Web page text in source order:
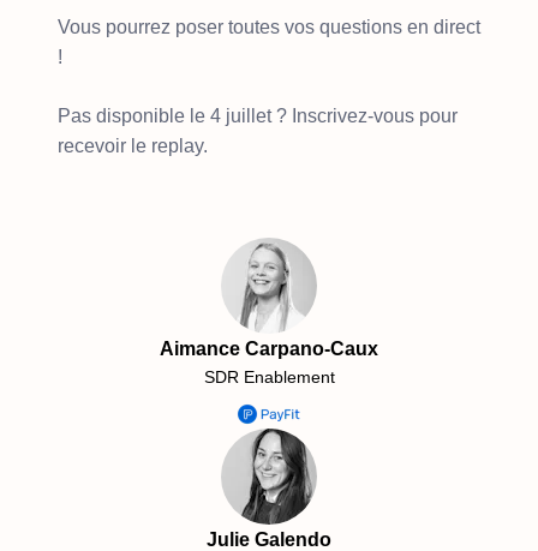
Vous pourrez poser toutes vos questions en direct
!
Pas disponible le 4 juillet ? Inscrivez-vous pour
recevoir le replay.
Aimance Carpano-Caux
SDR Enablement
Julie Galendo